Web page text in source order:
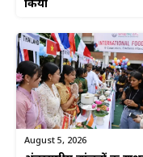
किया
August 5, 2026